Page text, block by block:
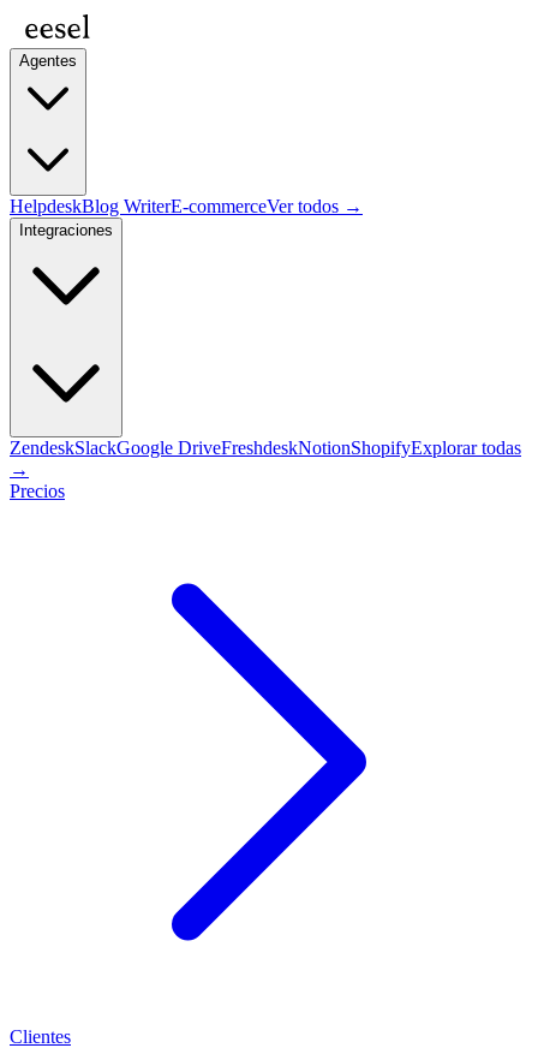
Agentes
HelpdeskBlog WriterE-commerceVer todos →
Integraciones
ZendeskSlackGoogle DriveFreshdeskNotionShopifyExplorar todas
→
Precios
Clientes